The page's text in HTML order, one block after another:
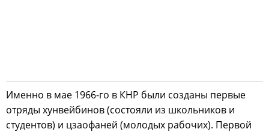
Именно в мае 1966-го в КНР были созданы первые
отряды хунвейбинов (состояли из школьников и
студентов) и цзаофаней (молодых рабочих). Первой